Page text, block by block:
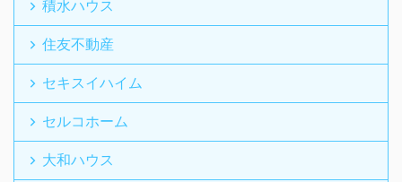
積水ハウス
住友不動産
セキスイハイム
セルコホーム
大和ハウス